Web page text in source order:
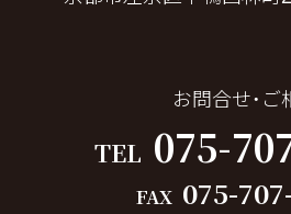
お問合せ・ご
TEL 075-
FAX 075-